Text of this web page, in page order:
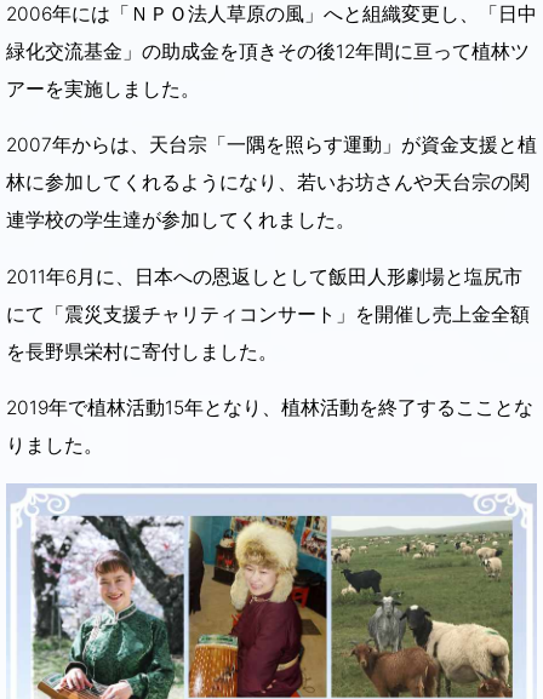
2006年には「ＮＰＯ法人草原の風」へと組織変更し、「日中
緑化交流基金」の助成金を頂きその後12年間に亘って植林ツ
アーを実施しました。
2007年からは、天台宗「一隅を照らす運動」が資金支援と植
林に参加してくれるようになり、若いお坊さんや天台宗の関
連学校の学生達が参加してくれました。
2011年6月に、日本への恩返しとして飯田人形劇場と塩尻市
にて「震災支援チャリティコンサート」を開催し売上金全額
を長野県栄村に寄付しました。
2019年で植林活動15年となり、植林活動を終了するこことな
りました。